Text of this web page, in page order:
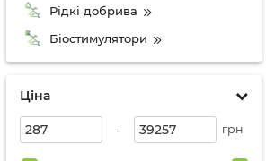
Рідкі добрива
Біостимулятори
Ціна
- грн